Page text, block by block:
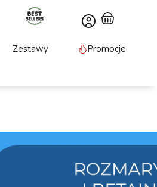
Zestawy
Promocje